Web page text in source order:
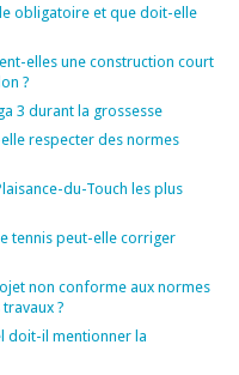
obligatoire et que doit-elle
elles une construction court
?
3 durant la grossesse
respecter des normes
du-Touch les plus
tennis peut-elle corriger
non conforme aux normes
?
doit-il mentionner la